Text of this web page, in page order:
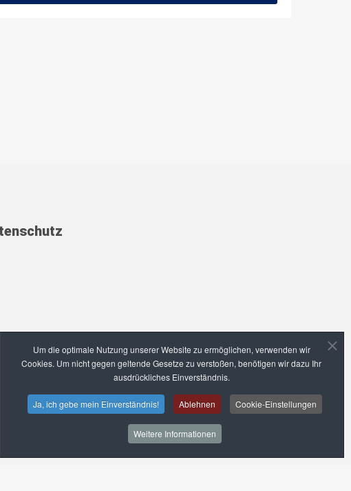
Um die optimale Nutzung unserer Website zu ermöglichen, verwenden wir
Cookies. Um nicht gegen geltende Gesetze zu verstoßen, benötigen wir dazu Ihr
ausdrückliches Einverständnis.
Ja, ich gebe mein Einverständnis! Ablehnen Cookie-Einstellungen
Weitere Informationen